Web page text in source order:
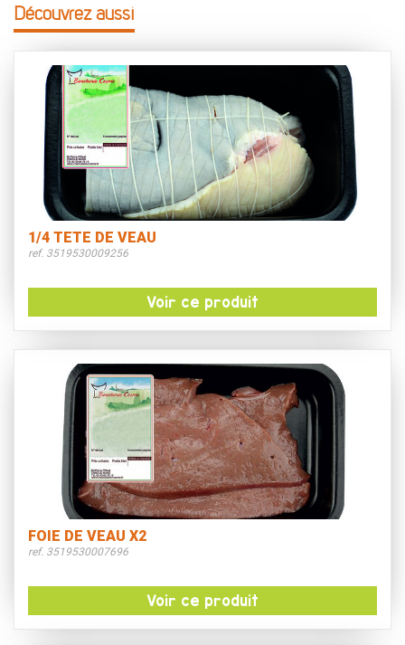
Découvrez aussi
1/4 TETE DE VEAU
ref. 3519530009256
Voir ce produit
FOIE DE VEAU X2
ref. 3519530007696
Voir ce produit